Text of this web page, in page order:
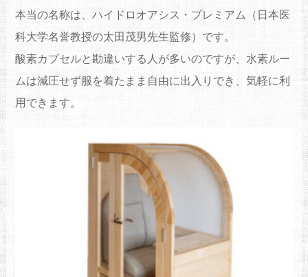
本当の名称は、ハイドロオアシス・プレミアム（日本医
科大学名誉教授の太田茂男先生監修）です。
酸素カプセルと勘違いする人が多いのですが、水素ルー
ムは減圧せず服を着たまま自由に出入りでき、気軽に利
用できます。